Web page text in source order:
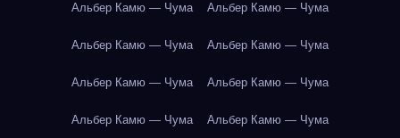
Альбер Камю — Чума Альбер Камю — Чума
Альбер Камю — Чума Альбер Камю — Чума
Альбер Камю — Чума Альбер Камю — Чума
Альбер Камю — Чума Альбер Камю — Чума